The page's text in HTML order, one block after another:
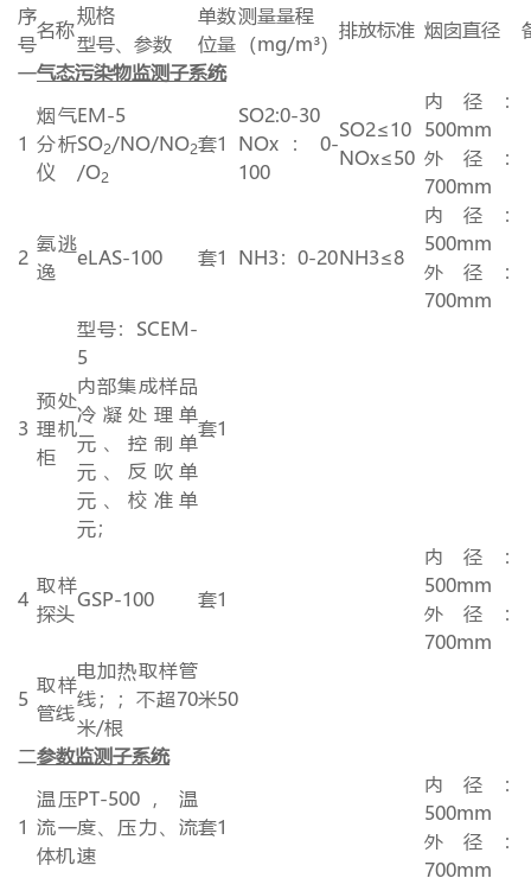
序
号
名称
规格
型号、参数
单
位
数
量
测量量程
（mg/m³）
排放标准 烟囱直径
一气态污染物监测子系统
1
烟气
分析
仪
EM-5
SO2/NO/NO2
/O2
套1
SO2:0-30
NOx： 0-
100
SO2≤10
NOx≤50
内径：
500mm
外径：
700mm
2
氨逃
逸
eLAS-100 套1 NH3： 0-20NH3≤8
内径：
500mm
外径：
700mm
3
预处
理机
柜
型号： SCEM-
5
内部集成样品
冷凝处理单
元、控制单
元、反吹单
元、校准单
元；
套1
4
取样
探头
GSP-100 套1
内径：
500mm
外径：
700mm
5
取样
管线
电加热取样管
线；；不超70
米/根
米50
二参数监测子系统
1
温压
流一
体机
PT-500，温
度、压力、流
速
套1
内径：
500mm
外径：
700mm